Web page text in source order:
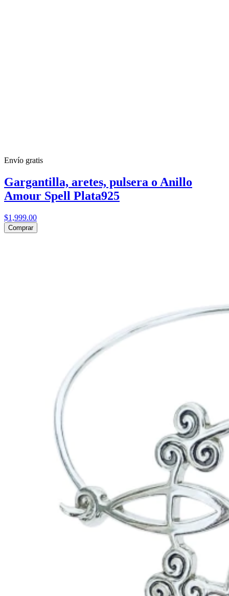
Envío gratis
Gargantilla, aretes, pulsera o Anillo
Amour Spell Plata925
$1,999.00
Comprar